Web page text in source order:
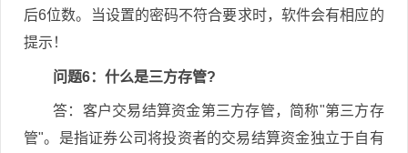
后6位数。当设置的密码不符合要求时，软件会有相应的
提示！
问题6：什么是三方存管?
答：客户交易结算资金第三方存管，简称"第三方存
管"。是指证券公司将投资者的交易结算资金独立于自有